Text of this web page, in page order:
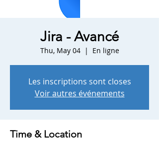
Jira - Avancé
Thu, May 04
  |
En ligne
Les inscriptions sont closes
Voir autres événements
Time & Location